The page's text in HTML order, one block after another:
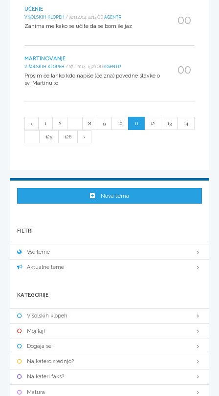
UČENJE
V ŠOLSKIH KLOPEH / 02.11.2014, 22:12 OD AGENTR
Zanima me kako se učite da se bom še jaz 00
MARTINOVANJE
V ŠOLSKIH KLOPEH / 07.11.2014, 15:20 OD AGENTR
Prosim če lahko kdo napiše (če zna) povedne stavke o
sv. Martinu :o
00
1 2 8 9 10 11 12 13 14
125 126
Nova tema
FILTRI
Vse teme
Aktualne teme
KATEGORIJE
V šolskih klopeh
Moj lajf
Dogaja se
Na katero srednjo?
Na kateri faks?
Matura